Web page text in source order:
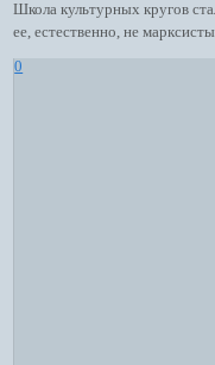
Школа культурных кругов
ее, естественно, не
0